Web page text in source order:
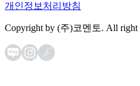
개인정보처리방침
Copyright by (주)코멘토. All right